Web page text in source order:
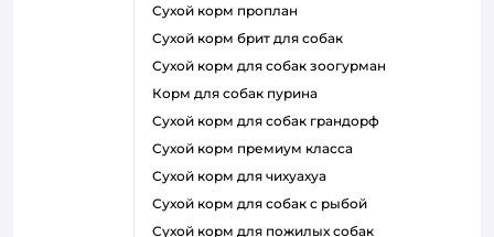
сухой корм проплан
сухой корм брит для собак
сухой корм для собак зоогурман
корм для собак пурина
сухой корм для собак грандорф
сухой корм премиум класса
сухой корм для чихуахуа
сухой корм для собак с рыбой
сухой корм для пожилых собак